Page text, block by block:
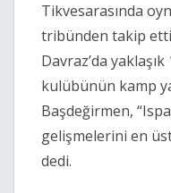
Tikvesarasında
tribünden takip
Davraz’da
kulübünün kamp
Başdeğirmen,
gelişmelerini en
dedi.